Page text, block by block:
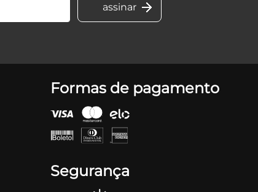
Formas de pagamento
Segurança